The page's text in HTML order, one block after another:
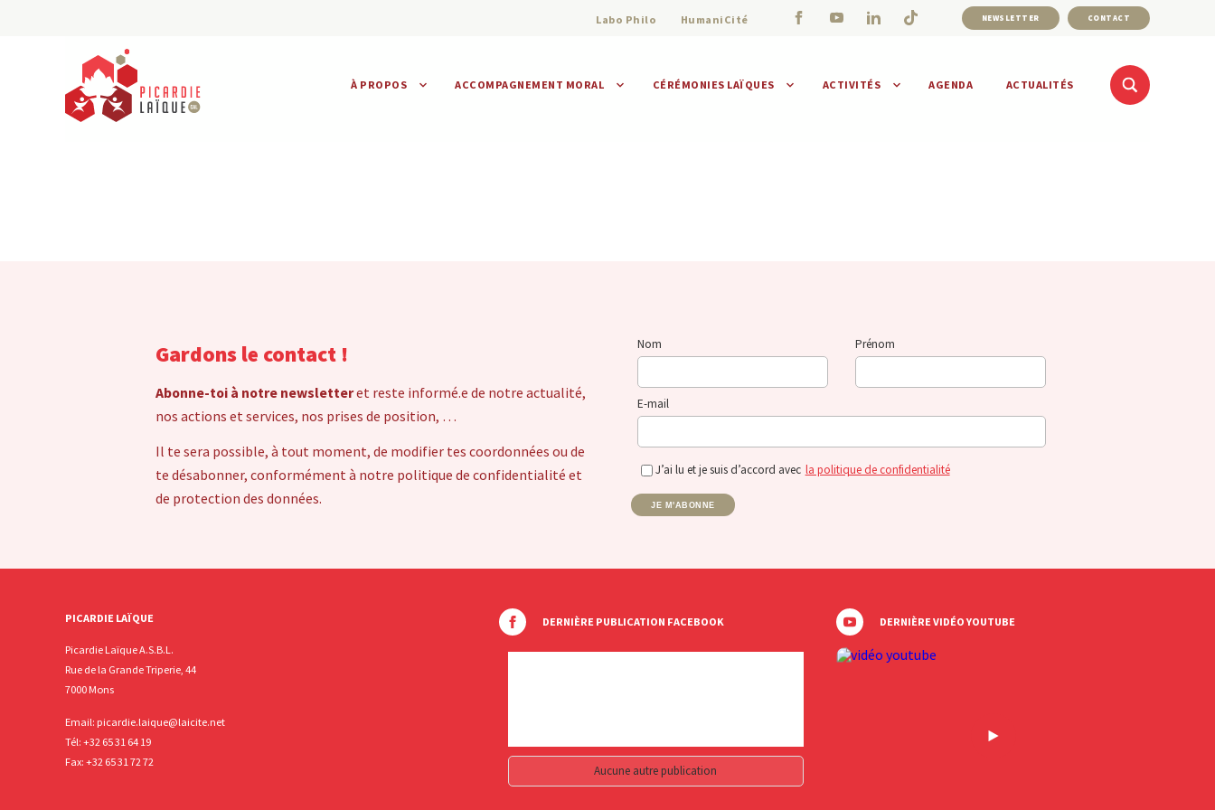
Labo Philo HumaniCité NEWSLETTER CONTACT
À PROPOS ACCOMPAGNEMENT MORAL CÉRÉMONIES LAÏQUES ACTIVITÉS AGENDA ACTUALITÉS
Gardons le contact !
Abonne-toi à notre newsletteret reste informé.e de notre actualité,
nos actions et services, nos prises de position, …
Il te sera possible, à tout moment, de modifier tes coordonnées ou de
te désabonner, conformément à notre politique de confidentialité et
de protection des données.
Nom Prénom
E-mail
J’ai lu et je suis d’accord avec la politique de confidentialité
JE M'ABONNE
PICARDIE LAÏQUE
Picardie Laïque A.S.B.L.
Rue de la Grande Triperie, 44
7000 Mons
Email: picardie.laique@laicite.net
Tél: +32 65 31 64 19
Fax: +32 65 31 72 72
DERNIÈRE PUBLICATION FACEBOOK
Aucune autre publication
DERNIÈRE VIDÉO YOUTUBE